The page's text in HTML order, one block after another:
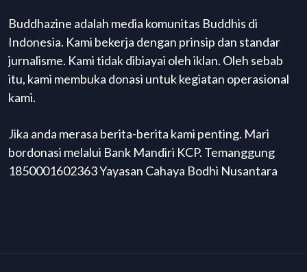
Buddhazine adalah media komunitas Buddhis di
Indonesia. Kami bekerja dengan prinsip dan standar
jurnalisme. Kami tidak dibiayai oleh iklan. Oleh sebab
itu, kami membuka donasi untuk kegiatan operasional
kami.
Jika anda merasa berita-berita kami penting. Mari
bordonasi melalui Bank Mandiri KCP. Temanggung
1850001602363 Yayasan Cahaya Bodhi Nusantara